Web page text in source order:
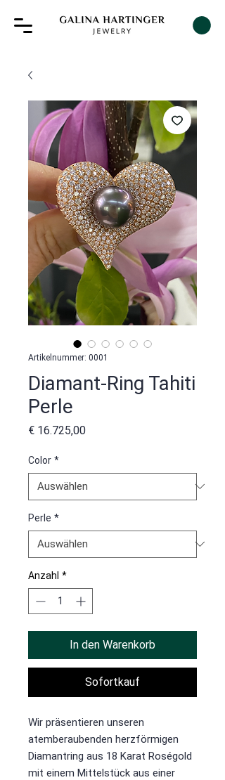
Artikelnummer: 0001
Diamant-Ring Tahiti
Perle
€ 16.725,00Preis
Color *
Perle *
Anzahl *
In den Warenkorb
Sofortkauf
Wir präsentieren unseren
atemberaubenden herzförmigen
Diamantring aus 18 Karat Roségold
mit einem Mittelstück aus einer